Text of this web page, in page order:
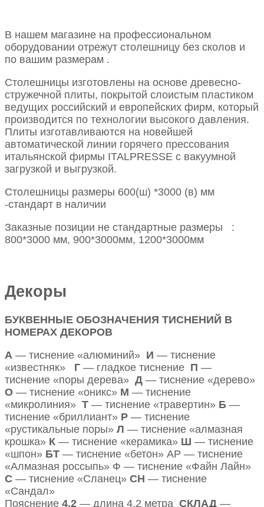
В нашем магазине на профессиональном
оборудовании отрежут столешницу без сколов и
по вашим размерам .
Столешницы изготовлены на основе древесно-
стружечной плиты, покрытой слоистым пластиком
ведущих российский и европейских фирм, который
производится по технологии высокого давления.
Плиты изготавливаются на новейшей
автоматической линии горячего прессования
итальянской фирмы ITALPRESSE с вакуумной
загрузкой и выгрузкой.
Столешницы размеры 600(ш) *3000 (в) мм
-стандарт в наличии
Заказные позиции не стандартные размеры :
800*3000 мм, 900*3000мм, 1200*3000мм
Декоры
БУКВЕННЫЕ ОБОЗНАЧЕНИЯ ТИСНЕНИЙ В
НОМЕРАХ ДЕКОРОВ
А — тиснение «алюминий» И — тиснение
«известняк» Г — гладкое тиснение П —
тиснение «поры дерева» Д — тиснение «дерево»
О — тиснение «оникс» М — тиснение
«микролиния» Т — тиснение «травертин» Б —
тиснение «бриллиант» Р — тиснение
«рустикальные поры» Л — тиснение «алмазная
крошка» К — тиснение «керамика» Ш — тиснение
«шпон» БТ — тиснение «бетон» АР — тиснение
«Алмазная россыпь» Ф — тиснение «Файн Лайн»
С — тиснение «Сланец» СН — тиснение
«Сандал»
Пояснение 4,2 — длина 4,2 метра СКЛАД —